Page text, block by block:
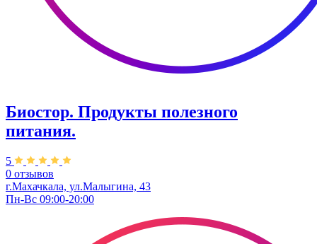
Биостор. Продукты полезного
питания.
5
0 отзывов
г.Махачкала, ул.Малыгина, 43
Пн-Вс 09:00-20:00